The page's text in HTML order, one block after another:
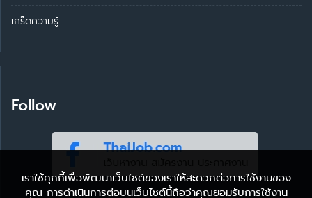
เกร็ดความรู้
Follow
เราใช้คุกกี้เพื่อพัฒนาเว็บไซต์ของเราให้สะดวกต่อการใช้งานของ
คุณ การดำเนินการต่อบนเว็บไซต์นี้ถือว่าคุณยอมรับการใช้งาน